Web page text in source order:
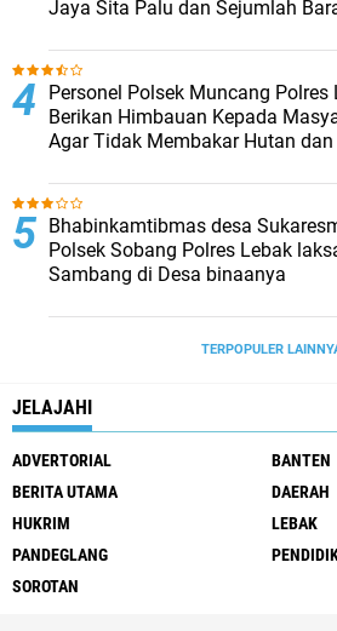
Jaya Sita Palu dan Sejumlah
Personel Polsek Muncang Polres
Berikan Himbauan Kepada
Agar Tidak Membakar Hutan
Bhabinkamtibmas desa
Polsek Sobang Polres Lebak
Sambang di Desa binaanya
TERPOPULER
JELAJAHI
ADVERTORIAL
BANTEN
BERITA UTAMA
DAERAH
HUKRIM
LEBAK
PANDEGLANG
SOROTAN